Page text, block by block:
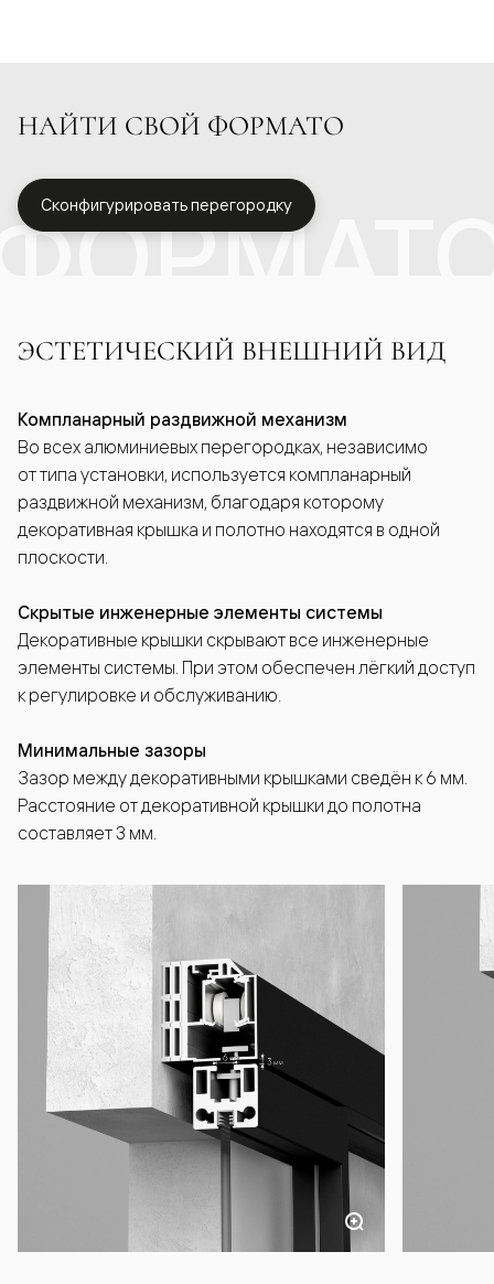
НАЙТИ СВОЙ ФОРМАТО
Сконфигурировать перегородку
ЭСТЕТИЧЕСКИЙ ВНЕШНИЙ ВИД
Компланарный раздвижной механизм
Во всех алюминиевых перегородках, независимо
от типа установки, используется компланарный
раздвижной механизм, благодаря которому
декоративная крышка и полотно находятся в одной
плоскости.
Скрытые инженерные элементы системы
Декоративные крышки скрывают все инженерные
элементы системы. При этом обеспечен лёгкий доступ
к регулировке и обслуживанию.
Минимальные зазоры
Зазор между декоративными крышками сведён к 6 мм.
Расстояние от декоративной крышки до полотна
составляет 3 мм.